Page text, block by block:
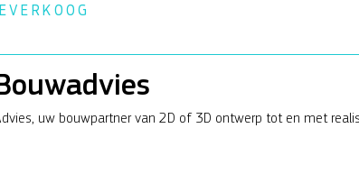
uw bouwpartner van 2D of 3D ontwerp tot en met